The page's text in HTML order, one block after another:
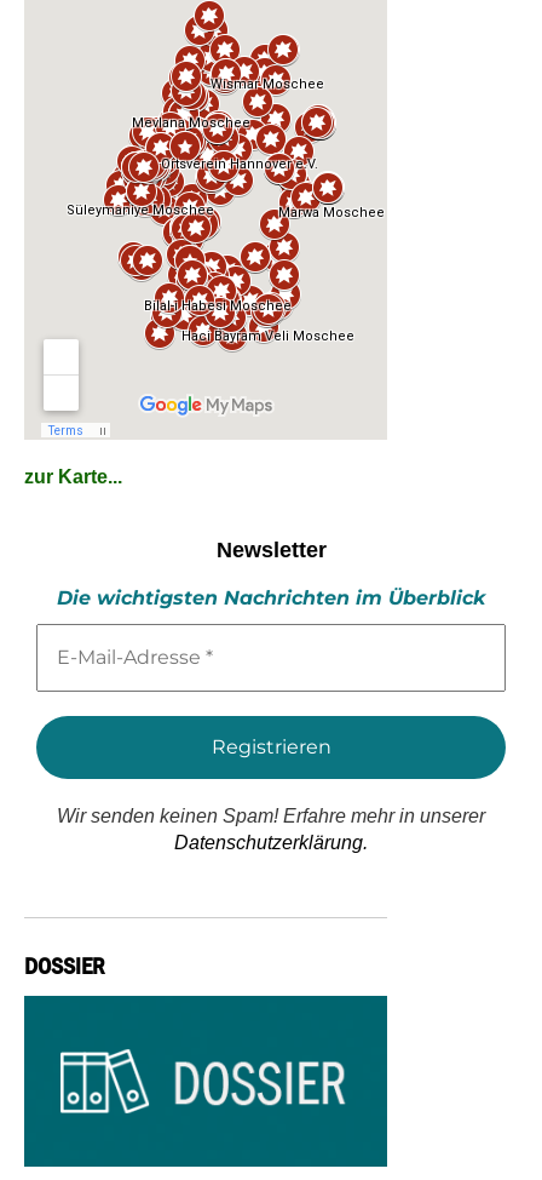
zur Karte...
Newsletter
Die wichtigsten Nachrichten im Überblick
Mail-
*
Wir senden keinen Spam! Erfahre mehr in unserer
Datenschutzerklärung.
DOSSIER